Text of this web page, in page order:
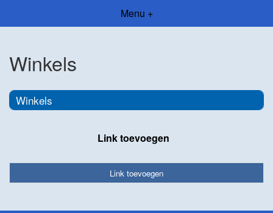
Menu +
Winkels
Winkels
Link toevoegen
Link toevoegen